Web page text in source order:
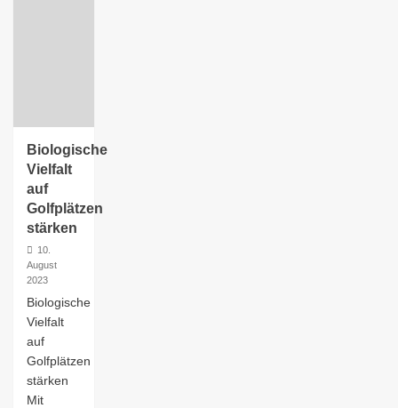
Biologische
Vielfalt
auf
Golfplätzen
stärken
10.
August
2023
Biologische
Vielfalt
auf
Golfplätzen
stärken
Mit